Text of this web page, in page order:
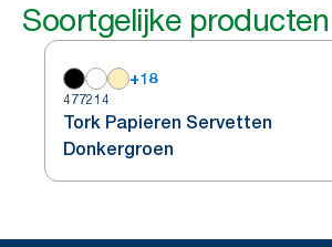
Soortgelijke producten
+18
477214
Tork Papieren Servetten
Donkergroen